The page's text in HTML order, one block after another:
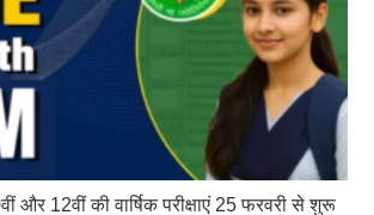
और 12वीं की वार्षिक परीक्षाएं 25 फरवरी से शुरू